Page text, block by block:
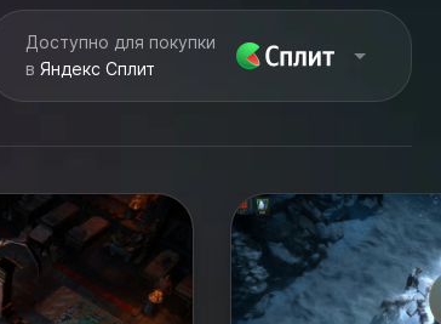
Доступно для покупки
в Яндекс Сплит